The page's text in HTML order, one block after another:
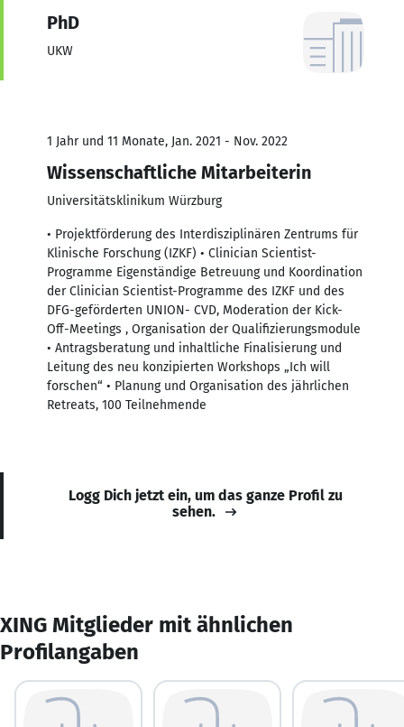
PhD
UKW
1 Jahr und 11 Monate, Jan. 2021 - Nov. 2022
Wissenschaftliche Mitarbeiterin
Universitätsklinikum Würzburg
• Projektförderung des Interdisziplinären Zentrums für
Klinische Forschung (IZKF) • Clinician Scientist-
Programme Eigenständige Betreuung und Koordination
der Clinician Scientist-Programme des IZKF und des
DFG-geförderten UNION- CVD, Moderation der Kick-
Off-Meetings , Organisation der Qualifizierungsmodule
• Antragsberatung und inhaltliche Finalisierung und
Leitung des neu konzipierten Workshops „Ich will
forschen“ • Planung und Organisation des jährlichen
Retreats, 100 Teilnehmende
Logg Dich jetzt ein, um das ganze Profil zu
sehen.
XING Mitglieder mit ähnlichen
Profilangaben